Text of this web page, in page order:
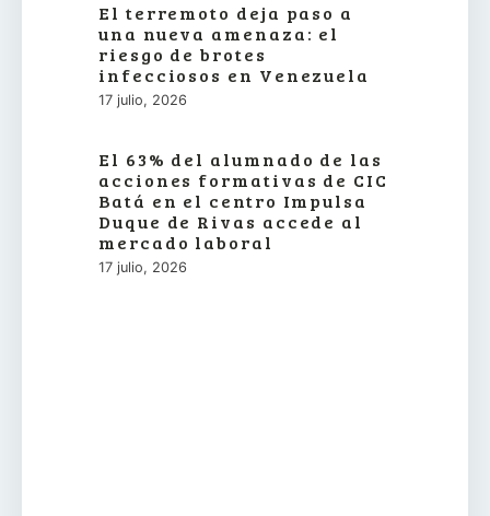
El terremoto deja paso a
una nueva amenaza: el
riesgo de brotes
infecciosos en Venezuela
17 julio, 2026
El 63% del alumnado de las
acciones formativas de CIC
Batá en el centro Impulsa
Duque de Rivas accede al
mercado laboral
17 julio, 2026